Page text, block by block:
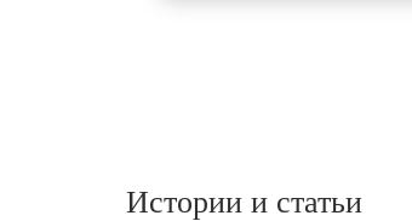
Истории и статьи